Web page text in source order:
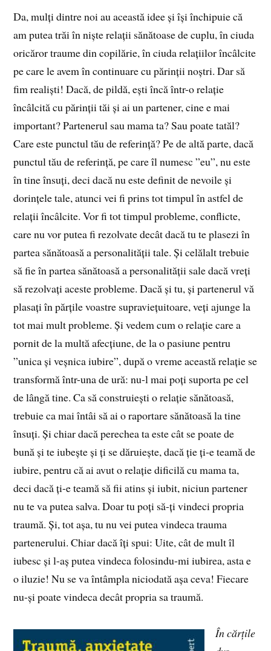
Da, mulți dintre noi au această idee și își închipuie că
am putea trăi în niște relații sănătoase de cuplu, în ciuda
oricăror traume din copilărie, în ciuda relațiilor încâlcite
pe care le avem în continuare cu părinții noștri. Dar să
fim realiști! Dacă, de pildă, ești încă într-o relație
încâlcită cu părinții tăi și ai un partener, cine e mai
important? Partenerul sau mama ta? Sau poate tatăl?
Care este punctul tău de referință? Pe de altă parte, dacă
punctul tău de referință, pe care îl numesc ”eu”, nu este
în tine însuți, deci dacă nu este definit de nevoile și
dorințele tale, atunci vei fi prins tot timpul în astfel de
relații încâlcite. Vor fi tot timpul probleme, conflicte,
care nu vor putea fi rezolvate decât dacă tu te plasezi în
partea sănătoasă a personalității tale. Și celălalt trebuie
să fie în partea sănătoasă a personalității sale dacă vreți
să rezolvați aceste probleme. Dacă și tu, și partenerul vă
plasați în părțile voastre supraviețuitoare, veți ajunge la
tot mai mult probleme. Și vedem cum o relație care a
pornit de la multă afecțiune, de la o pasiune pentru
”unica și veșnica iubire”, după o vreme această relație se
transformă într-una de ură: nu-l mai poți suporta pe cel
de lângă tine. Ca să construiești o relație sănătoasă,
trebuie ca mai întâi să ai o raportare sănătoasă la tine
însuți. Și chiar dacă perechea ta este cât se poate de
bună și te iubește și ți se dăruiește, dacă ție ți-e teamă de
iubire, pentru că ai avut o relație dificilă cu mama ta,
deci dacă ți-e teamă să fii atins și iubit, niciun partener
nu te va putea salva. Doar tu poți să-ți vindeci propria
traumă. Și, tot așa, tu nu vei putea vindeca trauma
partenerului. Chiar dacă îți spui: Uite, cât de mult îl
iubesc și l-aș putea vindeca folosindu-mi iubirea, asta e
o iluzie! Nu se va întâmpla niciodată așa ceva! Fiecare
nu-și poate vindeca decât propria sa traumă.
În cărțile